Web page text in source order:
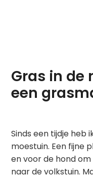
Gras in de
een
Sinds een tijdje heb
moestuin. Een fijne
en voor de hond
naar de volkstuin.